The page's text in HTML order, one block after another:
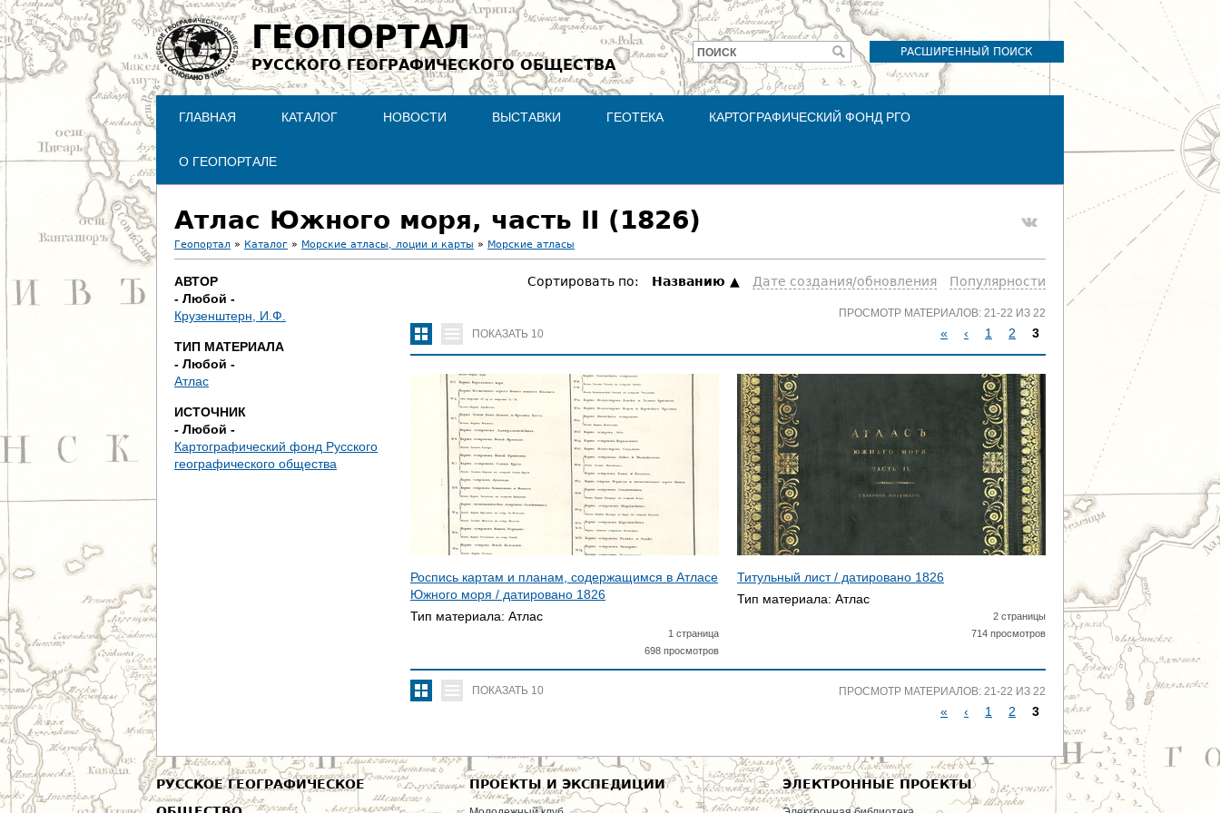
Jump to navigation
ГЕОПОРТАЛ
РУССКОГО ГЕОГРАФИЧЕСКОГО ОБЩЕСТВА
РАСШИРЕННЫЙ ПОИСК
Форма
поиска
ПОИСК
ГЛАВНАЯ КАТАЛОГ НОВОСТИ ВЫСТАВКИ ГЕОТЕКА КАРТОГРАФИЧЕСКИЙ ФОНД РГО
О ГЕОПОРТАЛЕ
Атлас Южного моря, часть II (1826)
В
ы
з
д
е
с
Геопортал » Каталог » Морские атласы, лоции и карты » Морские атласы
АВТОР
- Любой -
Крузенштерн, И.Ф.
ТИП МАТЕРИАЛА
- Любой -
Атлас
ИСТОЧНИК
- Любой -
Картографический фонд Русского
географического общества
Сортировать по: Hазванию Дате создания/обновления Популярности
ПОКАЗАТЬ 10
ПРОСМОТР МАТЕРИАЛОВ: 21-22 ИЗ 22
С
Н
Ц
« ‹ 1 2 3
Роспись картам и планам, содержащимся в Атласе
Южного моря / датировано 1826
Тип материала: Атлас
1 страница
698 просмотров
Титульный лист / датировано 1826
Тип материала: Атлас
2 страницы
714 просмотров
ПОКАЗАТЬ 10 ПРОСМОТР МАТЕРИАЛОВ: 21-22 ИЗ 22
Т
« ‹ 1 2 3
РУССКОЕ ГЕОГРАФИЧЕСКОЕ
ПРОЕКТЫ И ЭКСПЕДИЦИИ ЭЛЕКТРОННЫЕ ПРОЕКТЫ